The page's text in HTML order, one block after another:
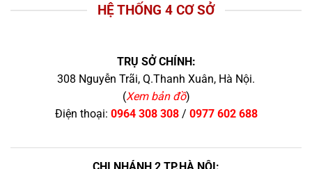
HỆ THỐNG 4 CƠ SỞ
TRỤ SỞ CHÍNH:
308 Nguyễn Trãi, Q.Thanh Xuân, Hà Nội.
(Xem bản đồ)
Điện thoại: 0964 308 308/ 0977 602 688